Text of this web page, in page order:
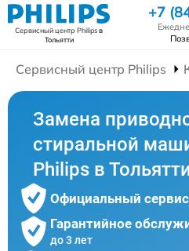
Сервисный центр Philipsв
Тольятти
+7
Сервисный центр Philips
Замена
стиральной
Philips в
Официальный сервис
Гарантийное
до 3 лет